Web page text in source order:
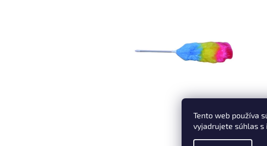
Tento web používa
vyjadrujete súhlas s